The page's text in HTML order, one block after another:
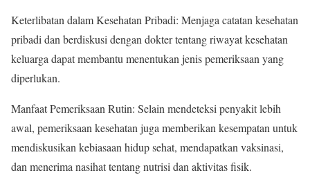
Keterlibatan dalam Kesehatan Pribadi: Menjaga catatan kesehatan
pribadi dan berdiskusi dengan dokter tentang riwayat kesehatan
keluarga dapat membantu menentukan jenis pemeriksaan yang
diperlukan.
Manfaat Pemeriksaan Rutin: Selain mendeteksi penyakit lebih
awal, pemeriksaan kesehatan juga memberikan kesempatan untuk
mendiskusikan kebiasaan hidup sehat, mendapatkan vaksinasi,
dan menerima nasihat tentang nutrisi dan aktivitas fisik.